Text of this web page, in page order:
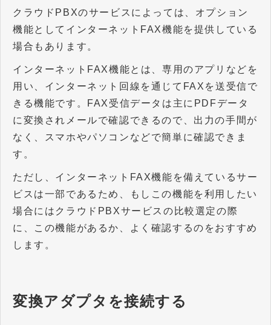
クラウドPBXのサービスによっては、オプション
機能としてインターネットFAX機能を提供している
場合もあります。
インターネットFAX機能とは、専用のアプリなどを
用い、インターネット回線を通じてFAXを送受信で
きる機能です。FAX受信データは主にPDFデータ
に変換されメールで確認できるので、出力の手間が
なく、スマホやパソコンなどで簡単に確認できま
す。
ただし、インターネットFAX機能を備えているサー
ビスは一部であるため、もしこの機能を利用したい
場合にはクラウドPBXサービスの比較選定の際
に、この機能があるか、よく確認するのをおすすめ
します。
変換アダプタを接続する